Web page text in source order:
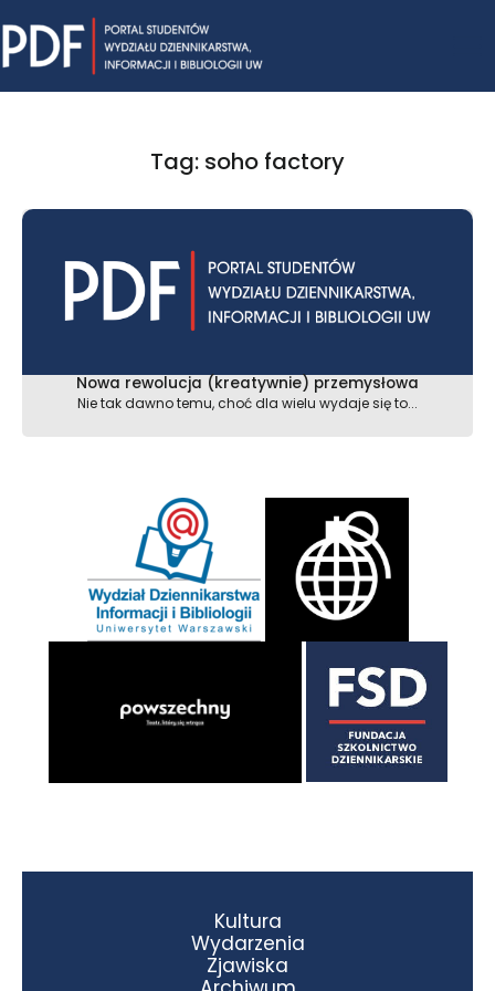
to
content
Tag: soho factory
Nowa rewolucja (kreatywnie) przemysłowa
Nie tak dawno temu, choć dla wielu wydaje się to...
Kultura
Wydarzenia
Zjawiska